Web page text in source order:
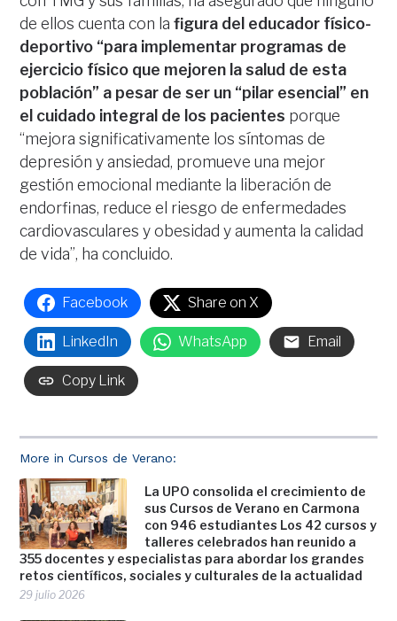
More in Cursos de Verano:
La UPO consolida el crecimiento de
sus Cursos de Verano en Carmona
con 946 estudiantes Los 42 cursos y
talleres celebrados han reunido a
355 docentes y especialistas para abordar los grandes
retos científicos, sociales y culturales de la actualidad
29 julio 2026
de ellos cuenta con la figura del educador físico-
deportivo “para implementar programas de
ejercicio físico que mejoren la salud de esta
población” a pesar de ser un “pilar esencial” en
el cuidado integral de los pacientes porque
“mejora significativamente los síntomas de
depresión y ansiedad, promueve una mejor
gestión emocional mediante la liberación de
endorfinas, reduce el riesgo de enfermedades
cardiovasculares y obesidad y aumenta la calidad
de vida”, ha concluido.
Facebook Share on X
LinkedIn WhatsApp Email
Copy Link